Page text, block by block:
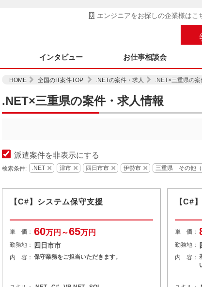
エンジニアをお探しの企業様はこ
インタビュー お仕事相談会
HOME 全国のIT案件TOP .NETの案件・求人 .NET×三重県の
.NET×三重県の案件・求人情報
派遣案件を非表示にする
検索条件: .NET 津市 四日市市 伊勢市 三重県 その他（
【C#】システム保守支援
単 価： 60万円～65万円
勤務地： 四日市市
内 容： 保守業務をご担当いただきます。
【C#
単 価：
勤務地：
内 容：